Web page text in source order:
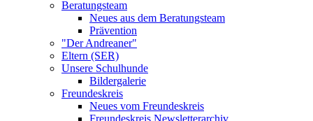
Beratungsteam
Neues aus dem Beratungsteam
Prävention
"Der Andreaner"
Eltern (SER)
Unsere Schulhunde
Bildergalerie
Freundeskreis
Neues vom Freundeskreis
Freundeskreis Newsletterarchiv